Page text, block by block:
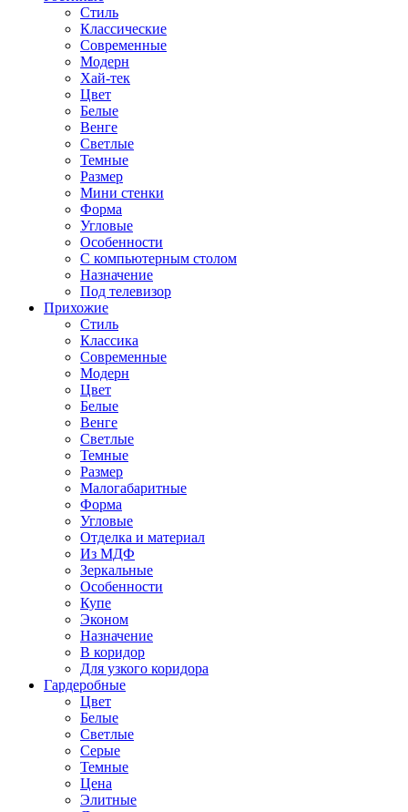
Стиль
Классические
Современные
Модерн
Хай-тек
Цвет
Белые
Венге
Светлые
Темные
Размер
Мини стенки
Форма
Угловые
Особенности
С компьютерным столом
Назначение
Под телевизор
Прихожие
Стиль
Классика
Современные
Модерн
Цвет
Белые
Венге
Светлые
Темные
Размер
Малогабаритные
Форма
Угловые
Отделка и материал
Из МДФ
Зеркальные
Особенности
Купе
Эконом
Назначение
В коридор
Для узкого коридора
Гардеробные
Цвет
Белые
Светлые
Серые
Темные
Цена
Элитные